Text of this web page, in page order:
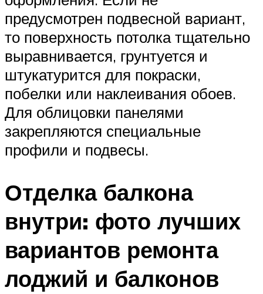
предусмотрен подвесной вариант,
то поверхность потолка тщательно
выравнивается, грунтуется и
штукатурится для покраски,
побелки или наклеивания обоев.
Для облицовки панелями
закрепляются специальные
профили и подвесы.
Отделка балкона
внутри: фото лучших
вариантов ремонта
лоджий и балконов